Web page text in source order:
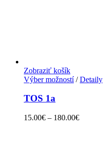
Zobraziť košík
Výber možností/ Detaily
TOS 1a
15.00€ – 180.00€